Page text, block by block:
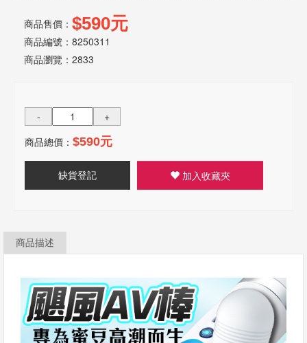
商品售價： $590元
商品編號：8250311
商品瀏覽： 2833
-
+
商品總價： $590元
缺貨登記 加入收藏夾
商品描述